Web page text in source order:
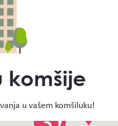
komšije
u vašem komšiluku!